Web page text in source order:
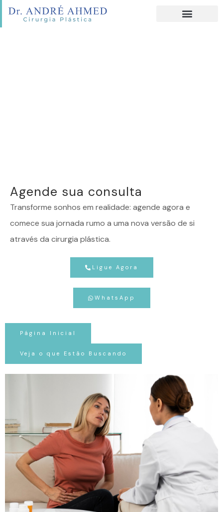
Agende sua consulta
Transforme sonhos em realidade: agende agora e
comece sua jornada rumo a uma nova versão de si
através da cirurgia plástica.
Ligue Agora
WhatsApp
Página Inicial
Veja o que Estão Buscando